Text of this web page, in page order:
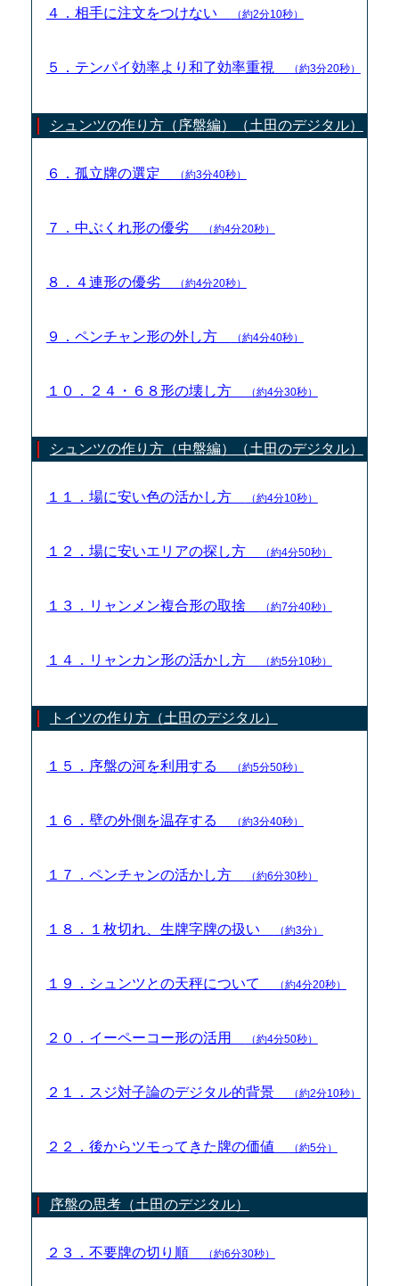
４．相手に注文をつけない （約2分10秒）
５．テンパイ効率より和了効率重視 （約3分20秒）
シュンツの作り方（序盤編）（土田のデジタル）
６．孤立牌の選定 （約3分40秒）
７．中ぶくれ形の優劣 （約4分20秒）
８．４連形の優劣 （約4分20秒）
９．ペンチャン形の外し方 （約4分40秒）
１０．２４・６８形の壊し方 （約4分30秒）
シュンツの作り方（中盤編）（土田のデジタル）
１１．場に安い色の活かし方 （約4分10秒）
１２．場に安いエリアの探し方 （約4分50秒）
１３．リャンメン複合形の取捨 （約7分40秒）
１４．リャンカン形の活かし方 （約5分10秒）
トイツの作り方（土田のデジタル）
１５．序盤の河を利用する （約5分50秒）
１６．壁の外側を温存する （約3分40秒）
１７．ペンチャンの活かし方 （約6分30秒）
１８．１枚切れ、生牌字牌の扱い （約3分）
１９．シュンツとの天秤について （約4分20秒）
２０．イーペーコー形の活用 （約4分50秒）
２１．スジ対子論のデジタル的背景 （約2分10秒）
２２．後からツモってきた牌の価値 （約5分）
序盤の思考（土田のデジタル）
２３．不要牌の切り順 （約6分30秒）